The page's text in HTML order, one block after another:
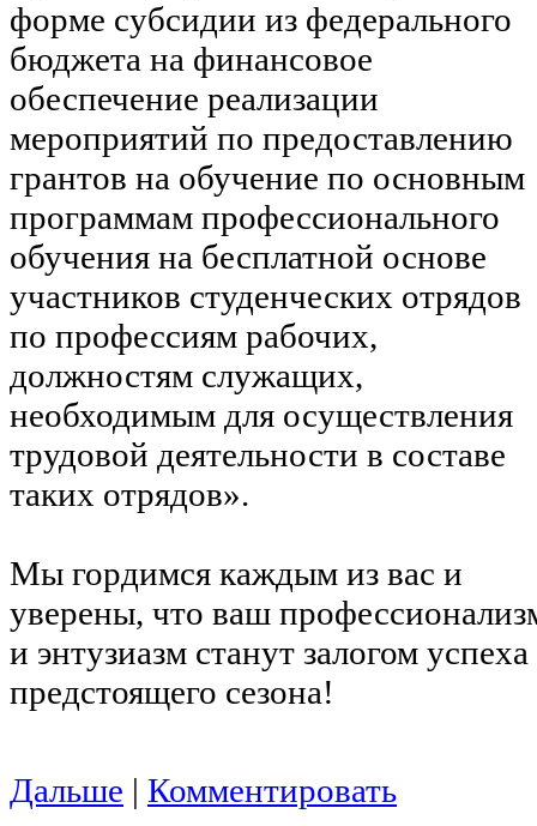
форме субсидии из федерального
бюджета на финансовое
обеспечение реализации
мероприятий по предоставлению
грантов на обучение по основным
программам профессионального
обучения на бесплатной основе
участников студенческих отрядов
по профессиям рабочих,
должностям служащих,
необходимым для осуществления
трудовой деятельности в составе
таких отрядов».
Мы гордимся каждым из вас и
уверены, что ваш
и энтузиазм станут залогом успеха
предстоящего сезона!
Дальше | Комментировать